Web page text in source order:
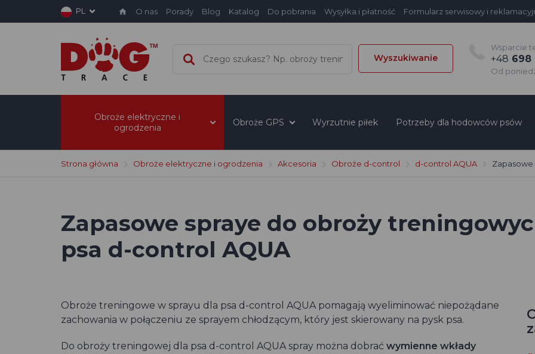
PL O nas Porady Blog Katalog Do pobrania Wysyłka i płatność Formularz serwisowy i
Wyszukiwanie
Wsparcie
+48 698
Od
Obroże elektryczne i
ogrodzenia
Obroże GPS Wyrzutnie piłek Potrzeby dla hodowców psów
Strona główna Obroże elektryczne i ogrodzenia Akcesoria Obroże d-control d-control AQUA Zapasowe
Zapasowe spraye do obroży
psa d-control AQUA
Obroże treningowe w sprayu dla psa d-control AQUA pomagają wyeliminować niepożądane
zachowania w połączeniu ze sprayem chłodzącym, który jest skierowany na pysk psa.
Do obroży treningowej dla psa d-control AQUA spray można dobrać wymienne wkłady